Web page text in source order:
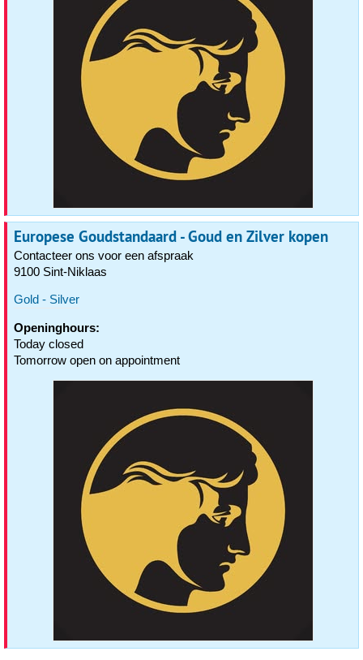
Europese Goudstandaard - Goud en Zilver kopen
Contacteer ons voor een afspraak
9100 Sint-Niklaas
Gold - Silver
Openinghours:
Today closed
Tomorrow open on appointment